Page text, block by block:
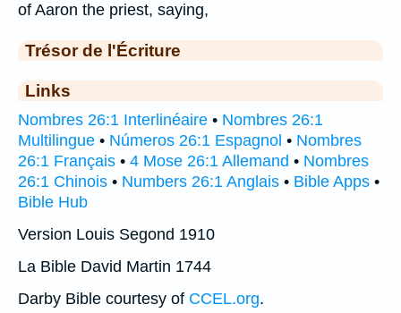
of Aaron the priest, saying,
Trésor de l'Écriture
Links
Nombres 26:1 Interlinéaire • Nombres 26:1
Multilingue • Números 26:1 Espagnol • Nombres
26:1 Français • 4 Mose 26:1 Allemand • Nombres
26:1 Chinois • Numbers 26:1 Anglais • Bible Apps •
Bible Hub
Version Louis Segond 1910
La Bible David Martin 1744
Darby Bible courtesy of CCEL.org.